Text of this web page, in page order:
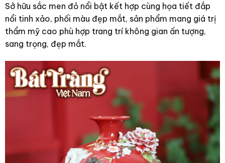
Sở hữu sắc men đỏ nổi bật kết hợp cùng họa tiết đắp
nổi tinh xảo, phối màu đẹp mắt, sản phẩm mang giá trị
thẩm mỹ cao phù hợp trang trí không gian ấn tượng,
sang trọng, đẹp mắt.